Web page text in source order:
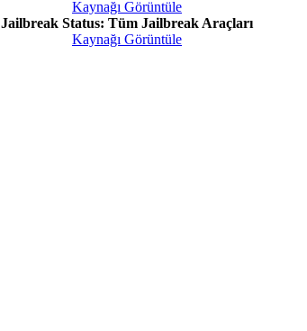
Kaynağı Görüntüle
Jailbreak Status: Tüm Jailbreak Araçları
Kaynağı Görüntüle